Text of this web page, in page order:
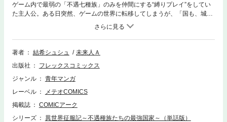
ゲーム内で最弱の「不遇七種族」のみを仲間にする“縛りプレイ”をしてい
た主人公。ある日突然、ゲームの世界に転移してしまうが、「国も、城
も、配下たちも…俺の努力、全部リセットされてる――!?!?」手元に残っ
たのは最初に配下にした不遇七種族のみ。かつて築いた王国「グロリアセ
プテム」を再び手に入れるため、人生二度目の異世界征服が始まる――!!
(C)MiraijinA／一二三書房 (C)結希シュシュ／フレックスコミックス
著者 結希シュシュ
未来人Ａ
出版社
フレックスコミックス
ジャンル
青年マンガ
レーベル
メテオCOMICS
掲載誌
COMICアーク
シリーズ
異世界征服記～不遇種族たちの最強国家～（単話版）